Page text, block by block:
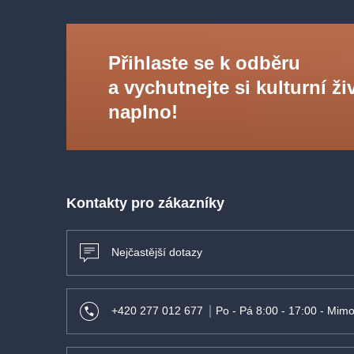
Přihlaste se k odběru
a vychutnejte si kulturní
naplno!
Kontakty pro zákazníky
Nejčastější dotazy
+420 277 012 677 Po - Pá 8:00 - 17:00 -